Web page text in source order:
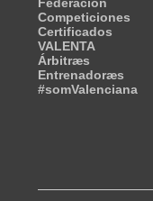
Federación
Competiciones
Certificados
VALENTA
Árbitræs
Entrenadoræs
#somValenciana